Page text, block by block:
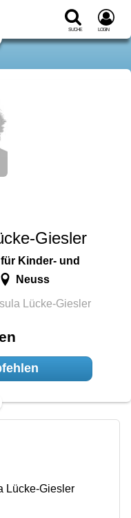
Suche Login
Giesler
Kinder- und
Neuss
Lücke-Giesler
Lücke-Giesler